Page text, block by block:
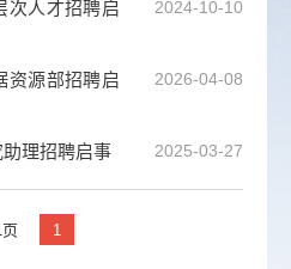
2024-10-10
次人才招聘启
2026-04-08
资源部招聘启
2025-03-27
理招聘启事
1